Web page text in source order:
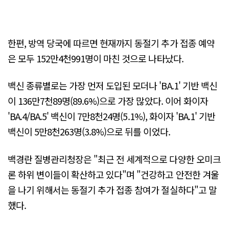
한편, 방역 당국에 따르면 현재까지 동절기 추가 접종 예약
은 모두 152만4천991명이 마친 것으로 나타났다.
백신 종류별로는 가장 먼저 도입된 모더나 'BA.1' 기반 백신
이 136만7천89명(89.6%)으로 가장 많았다. 이어 화이자
'BA.4/BA.5' 백신이 7만8천24명(5.1%), 화이자 'BA.1' 기반
백신이 5만8천263명(3.8%)으로 뒤를 이었다.
백경란 질병관리청장은 "최근 전 세계적으로 다양한 오미크
론 하위 변이들이 확산하고 있다"며 "건강하고 안전한 겨울
을 나기 위해서는 동절기 추가 접종 참여가 절실하다"고 말
했다.